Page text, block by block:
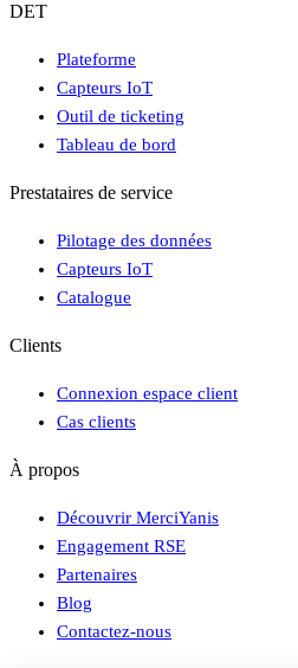
DET
Plateforme
Capteurs IoT
Outil de ticketing
Tableau de bord
Prestataires de service
Pilotage des données
Capteurs IoT
Catalogue
Clients
Connexion espace client
Cas clients
À propos
Découvrir MerciYanis
Engagement RSE
Partenaires
Blog
Contactez-nous